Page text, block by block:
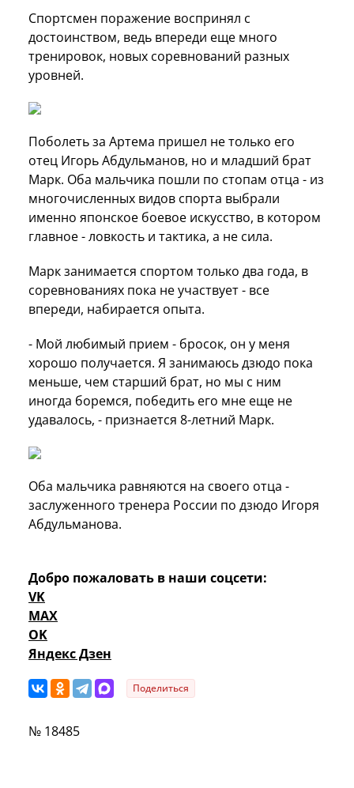
Спортсмен поражение воспринял с
достоинством, ведь впереди еще много
тренировок, новых соревнований разных
уровней.
Поболеть за Артема пришел не только его
отец Игорь Абдульманов, но и младший брат
Марк. Оба мальчика пошли по стопам отца - из
многочисленных видов спорта выбрали
именно японское боевое искусство, в котором
главное - ловкость и тактика, а не сила.
Марк занимается спортом только два года, в
соревнованиях пока не участвует - все
впереди, набирается опыта.
- Мой любимый прием - бросок, он у меня
хорошо получается. Я занимаюсь дзюдо пока
меньше, чем старший брат, но мы с ним
иногда боремся, победить его мне еще не
удавалось, - признается 8-летний Марк.
Оба мальчика равняются на своего отца -
заслуженного тренера России по дзюдо Игоря
Абдульманова.
Добро пожаловать в наши соцсети:
VK
MAX
OK
Яндекс Дзен
Поделиться
№ 18485